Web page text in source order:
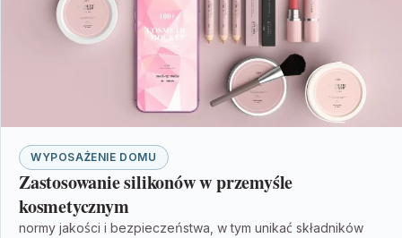
WYPOSAŻENIE DOMU
Zastosowanie silikonów w przemyśle
kosmetycznym
normy jakości i bezpieczeństwa, w tym unikać składników